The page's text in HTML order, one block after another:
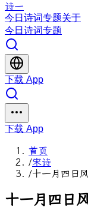
诗一
今日 诗词专题关于
今日 诗词专题
下载 App
下载 App
首页
/宋诗
/十一月四日
十一月 四 日